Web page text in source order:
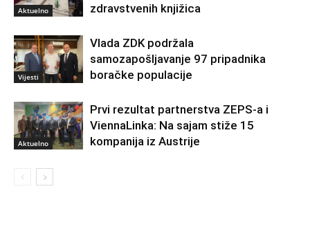
Aktuelno
zdravstvenih knjižica
Vijesti
Vlada ZDK podržala
samozapošljavanje 97 pripadnika
boračke populacije
Aktuelno
Prvi rezultat partnerstva ZEPS-a i
ViennaLinka: Na sajam stiže 15
kompanija iz Austrije